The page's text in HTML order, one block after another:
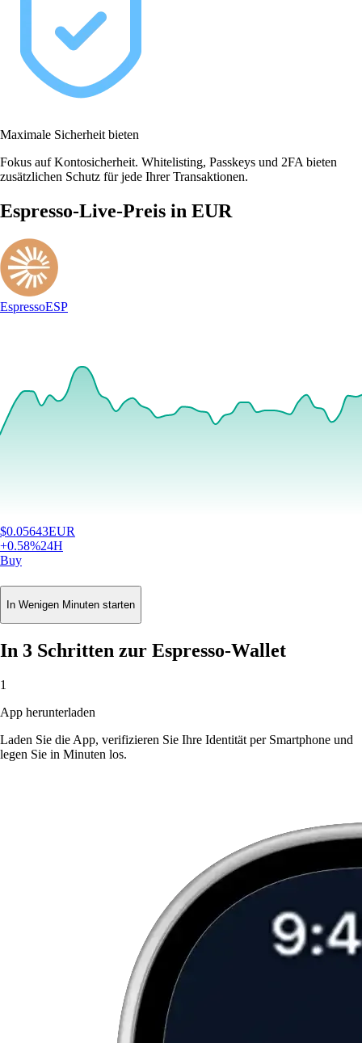
Maximale Sicherheit bieten
Fokus auf Kontosicherheit. Whitelisting, Passkeys und 2FA bieten
zusätzlichen Schutz für jede Ihrer Transaktionen.
Espresso-Live-Preis in EUR
EspressoESP
$0.05643EUR
+0.58%24H
Buy
In Wenigen Minuten starten
In 3 Schritten zur Espresso-Wallet
1
App herunterladen
Laden Sie die App, verifizieren Sie Ihre Identität per Smartphone und
legen Sie in Minuten los.